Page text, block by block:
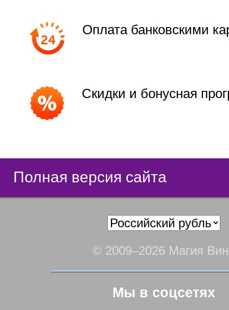
Оплата банковскими
Скидки и бонусная
Полная версия сайта
© 2009–2026 Магия
Мы в соцсетях